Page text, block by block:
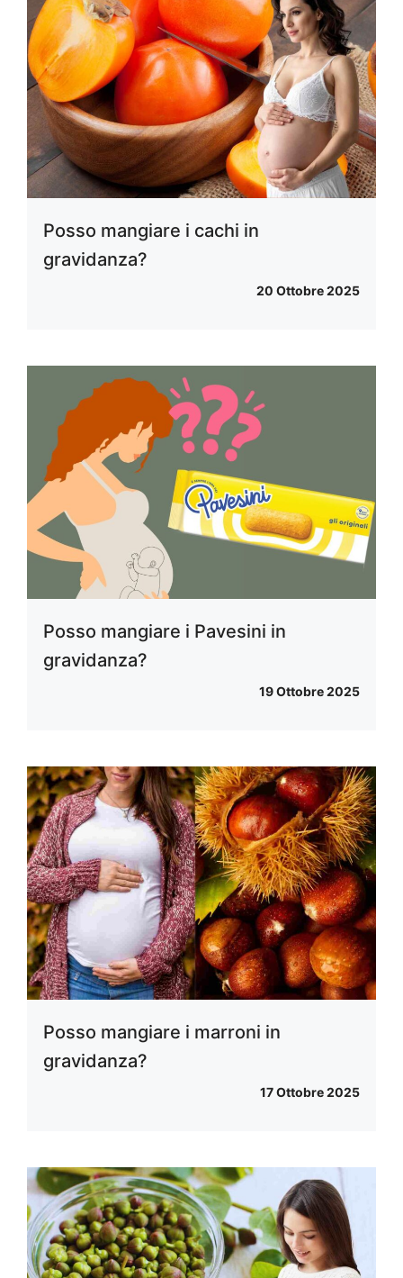
Posso mangiare i cachi in
gravidanza?
20 Ottobre 2025
Posso mangiare i Pavesini in
gravidanza?
19 Ottobre 2025
Posso mangiare i marroni in
gravidanza?
17 Ottobre 2025